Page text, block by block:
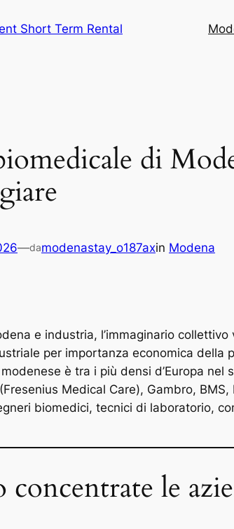
Short Term Rental
di
—damodenastay_o187axin Modena
e industria, l’immaginario
per importanza economica
è tra i più densi d’Europa
Medical Care), Gambro,
biomedici, tecnici di laboratorio,
concentrate le